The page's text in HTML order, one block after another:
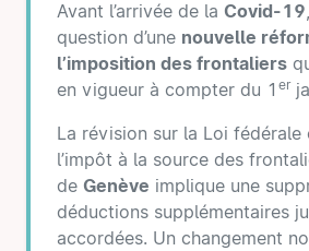
Avant l’arrivée de la Covid-19
question d’une nouvelle
l’imposition des frontaliers
en vigueur à compter du 1 er
La révision sur la Loi fédérale
l’impôt à la source des
de Genève implique une
déductions supplémentaires
accordées. Un changement